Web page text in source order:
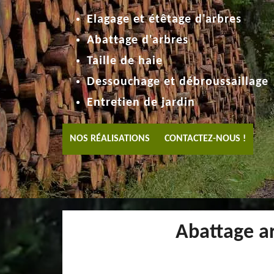
Elagage et étêtage d'arbres
Abattage d'arbres
Taille de haie
Dessouchage et débroussaillage
Entretien de jardin
NOS RÉALISATIONS CONTACTEZ-NOUS !
Abattage